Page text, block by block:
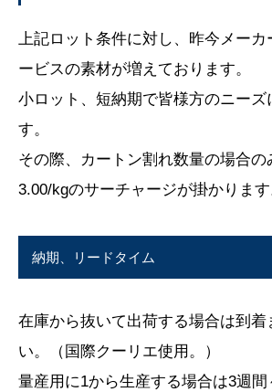
上記ロット条件に対し、昨今メーカ
ービスの素材が増えております。
小ロット、短納期で皆様方のニーズ
す。
その際、カートン割れ数量の場合の
3.00/kgのサーチャージが掛かります
納期、リードタイム
在庫から抜いて出荷する場合は到着
い。（国際クーリエ使用。）
量産用に1から生産する場合は3週